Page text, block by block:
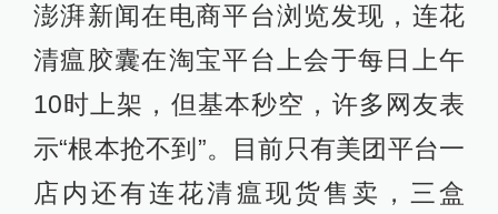
澎湃新闻在电商平台浏览发现，连花
清瘟胶囊在淘宝平台上会于每日上午
10时上架，但基本秒空，许多网友表
示“根本抢不到”。目前只有美团平台一
店内还有连花清瘟现货售卖，三盒